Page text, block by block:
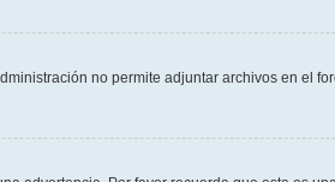
no permite adjuntar archivos en el